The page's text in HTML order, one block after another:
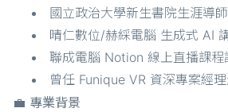
國立政治大學新生書院生涯導師
晴仁數位/赫綵電腦 生成式 AI
聯成電腦 Notion 線上直播課程
曾任 Funique VR 資深專案經
💼 專業背景